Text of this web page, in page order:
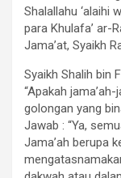
Shalallahu ‘alaihi
para Khulafa’ ar-
Jama’at, Syaikh
Syaikh Shalih bin
“Apakah
golongan yang
Jawab : “Ya,
Jama’ah berupa